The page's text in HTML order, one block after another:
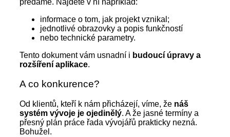
informace o tom, jak projekt vznikal;
jednotlivé obrazovky a popis funkčností
nebo technické parametry.
Tento dokument vám usnadní i budoucí úpravy a
rozšíření aplikace.
A co konkurence?
Od klientů, kteří k nám přicházejí, víme, že náš
systém vývoje je ojedinělý. A že jasné termíny a
přesný plán práce řada vývojářů prakticky nezná.
Bohužel.